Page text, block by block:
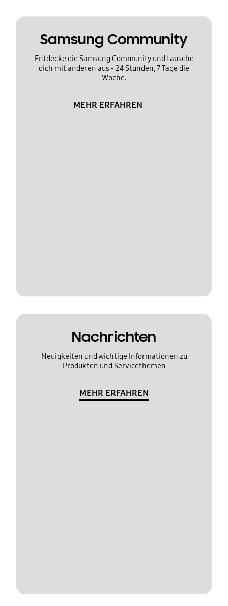
Samsung Community
Entdecke die Samsung Community und tausche
dich mit anderen aus - 24 Stunden, 7 Tage die
Woche.
MEHR ERFAHREN
Nachrichten
Neuigkeiten und wichtige Informationen zu
Produkten und Servicethemen
MEHR ERFAHREN